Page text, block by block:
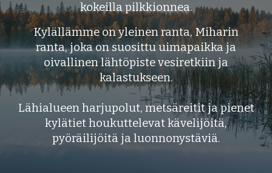
kokeilla pilkkionnea.
Kylällämme on yleinen ranta,Miharin
ranta, joka on suosittu uimapaikka ja
oivallinen lähtöpiste vesiretkiinja
kalastukseen.
Lähialueenharjupolut, metsäreitit ja pienet
kylätiet houkuttelevat kävelijöitä,
pyöräilijöitä ja luonnonystäviä.